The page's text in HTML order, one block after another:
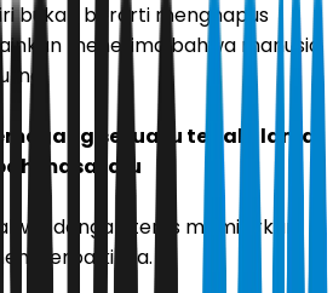
bukan berarti menghapus
menerima bahwa manusia
sesuatu terlalu lama
masa lalu
dengan terus memikirkan